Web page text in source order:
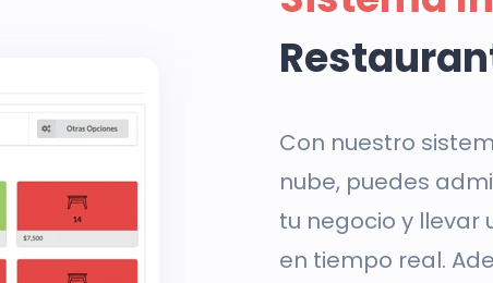
Con nuestro
nube, puedes
tu negocio y llevar
en tiempo real.